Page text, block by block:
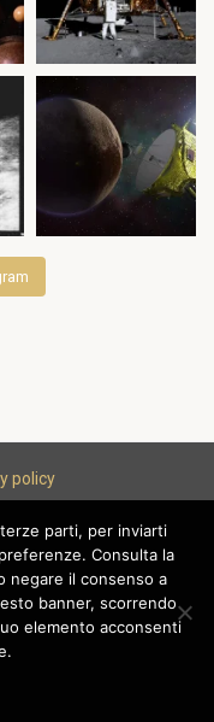
policy
parti, per inviarti
Consulta la
negare il consenso a
banner, scorrendo
elemento acconsenti